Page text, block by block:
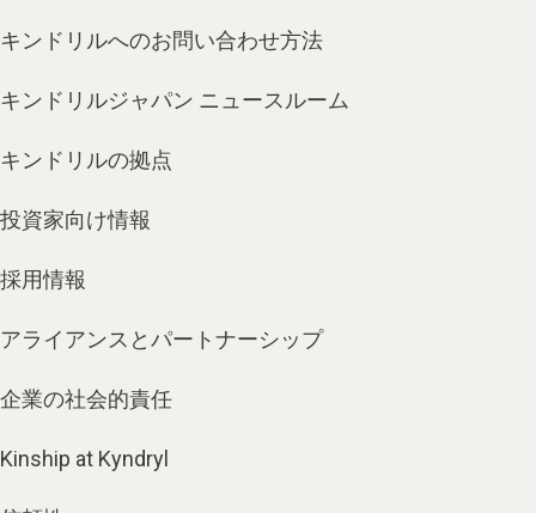
キンドリルへのお問い合わせ方法
キンドリルジャパン ニュースルーム
キンドリルの拠点
投資家向け情報
採用情報
アライアンスとパートナーシップ
企業の社会的責任
Kinship at Kyndryl